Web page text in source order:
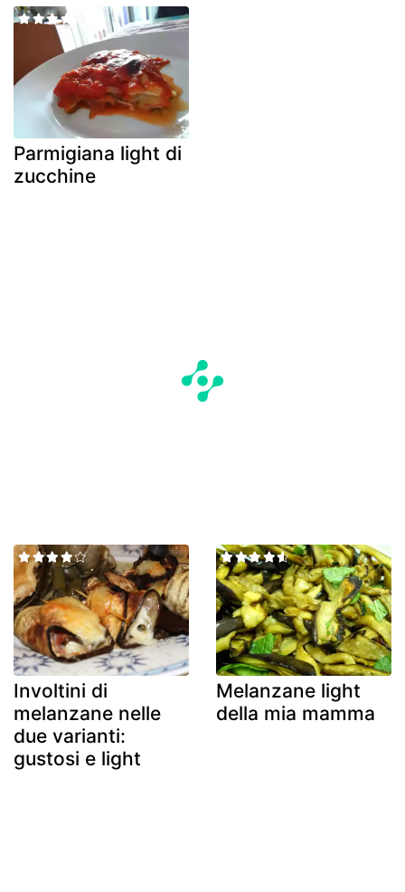
Parmigiana light di
zucchine
Involtini di
melanzane nelle
due varianti:
gustosi e light
Melanzane light
della mia mamma